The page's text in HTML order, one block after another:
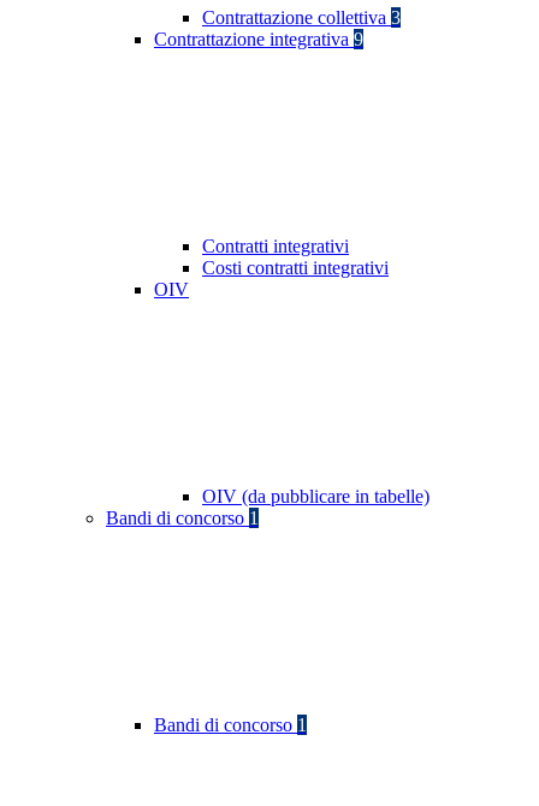
Contrattazione collettiva 3
Contrattazione integrativa 9
Contratti integrativi
Costi contratti integrativi
OIV
OIV (da pubblicare in tabelle)
Bandi di concorso 1
Bandi di concorso 1